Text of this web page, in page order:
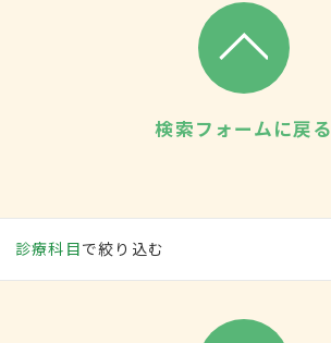
検索フォームに戻る
診療科目で絞り込む